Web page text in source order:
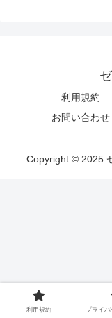
利用規約
お問い合わせ
Copyright © 2025
利用規約 プライ